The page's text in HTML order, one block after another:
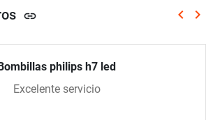
link keyboard_arrow_left keyboard_arrow_right
philips h7 led
Excelente servicio